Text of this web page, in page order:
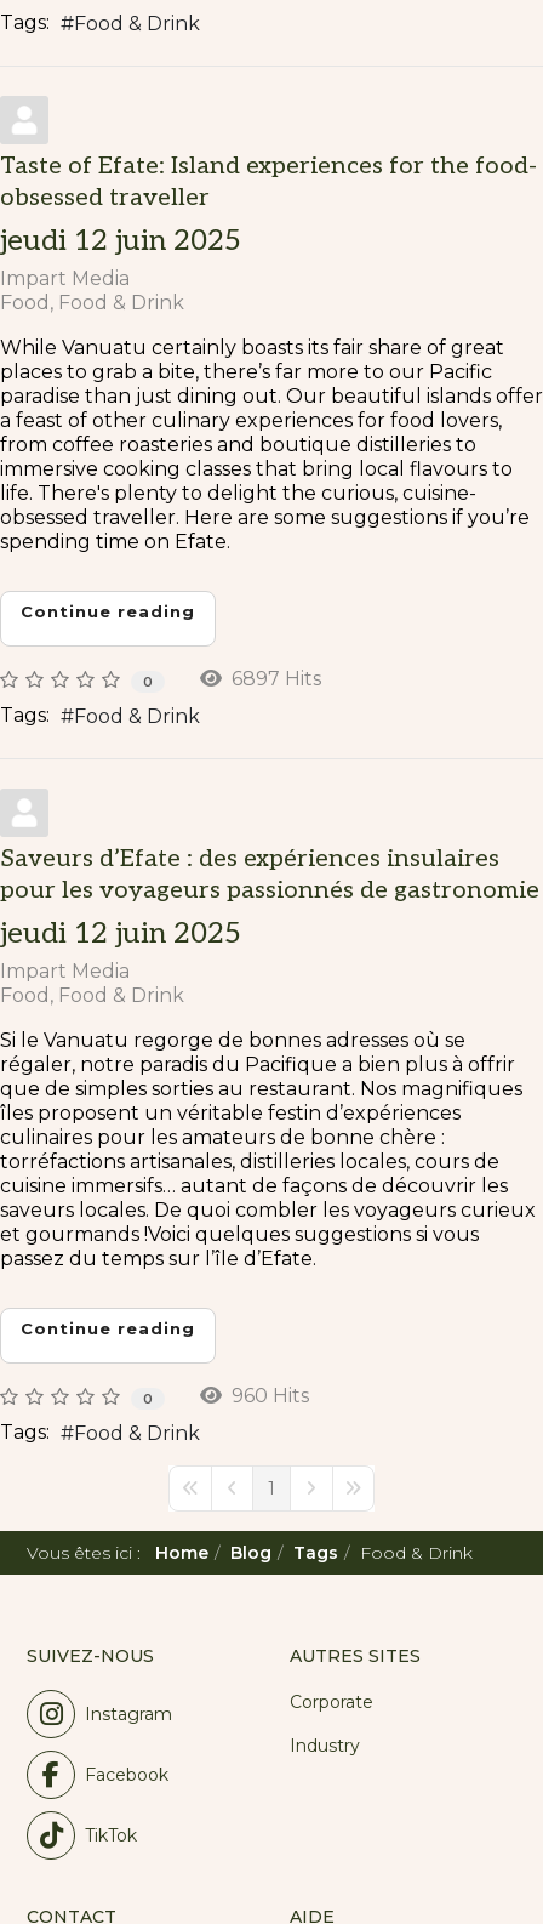
Tags:
Food & Drink
Taste of Efate: Island experiences for the food-
obsessed traveller
jeudi 12 juin 2025
Impart Media
Food
Food & Drink
While Vanuatu certainly boasts its fair share of great
places to grab a bite, there’s far more to our Pacific
paradise than just dining out. Our beautiful islands offer
a feast of other culinary experiences for food lovers,
from coffee roasteries and boutique distilleries to
immersive cooking classes that bring local flavours to
life. There's plenty to delight the curious, cuisine-
obsessed traveller. Here are some suggestions if you’re
spending time on Efate.
Continue reading
0
6897 Hits
Tags:
Food & Drink
Saveurs d’Efate : des expériences insulaires
pour les voyageurs passionnés de gastronomie
jeudi 12 juin 2025
Impart Media
Food
Food & Drink
Si le Vanuatu regorge de bonnes adresses où se
régaler, notre paradis du Pacifique a bien plus à offrir
que de simples sorties au restaurant. Nos magnifiques
îles proposent un véritable festin d’expériences
culinaires pour les amateurs de bonne chère :
torréfactions artisanales, distilleries locales, cours de
cuisine immersifs… autant de façons de découvrir les
saveurs locales. De quoi combler les voyageurs curieux
et gourmands !Voici quelques suggestions si vous
passez du temps sur l’île d’Efate.
Continue reading
0
960 Hits
Tags:
Food & Drink
First PagePrevious Page
1 Next PageLast Page
Vous êtes ici : Home Blog Tags Food & Drink
SUIVEZ-NOUS
Instagram
Facebook
TikTok
AUTRES SITES
Corporate
Industry
CONTACT AIDE